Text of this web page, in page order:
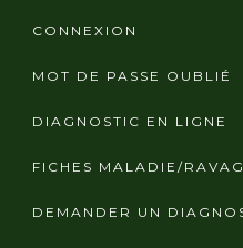
CONNEXION
MOT DE PASSE OUBLIÉ
DIAGNOSTIC EN LIGNE
FICHES MALADIE/
DEMANDER UN